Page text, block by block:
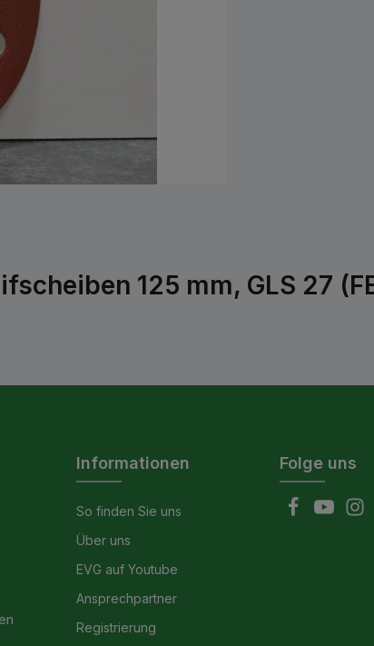
125 mm, GLS 27
Informationen
So finden Sie uns
Über uns
EVG auf Youtube
Ansprechpartner
Registrierung
Folge uns